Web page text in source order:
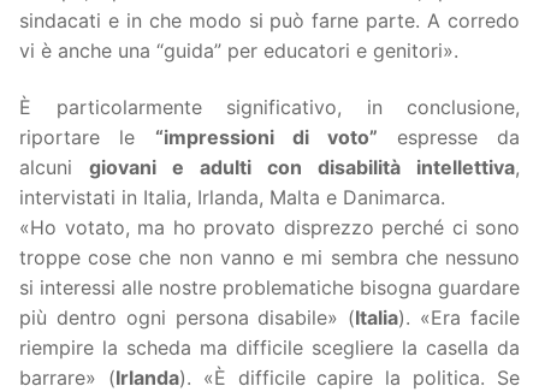
sindacati e in che modo si può farne parte. A corredo
vi è anche una “guida” per educatori e genitori».
È particolarmente significativo, in conclusione,
riportare le “impressioni di voto” espresse da
alcuni giovani e adulti con disabilità intellettiva,
intervistati in Italia, Irlanda, Malta e Danimarca.
«Ho votato, ma ho provato disprezzo perché ci sono
troppe cose che non vanno e mi sembra che nessuno
si interessi alle nostre problematiche bisogna guardare
più dentro ogni persona disabile» (Italia). «Era facile
riempire la scheda ma difficile scegliere la casella da
barrare» (Irlanda). «È difficile capire la politica. Se